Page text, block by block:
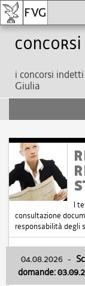
Concorsi
i concorsi
Giulia
I
consultazione
responsabilità degli
04.08.2026 -
domande: